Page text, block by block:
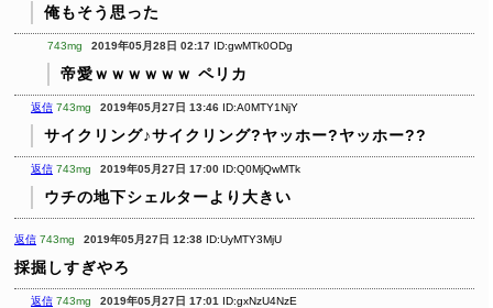
俺もそう思った
743mg 2019年05月28日 02:17 ID:gwMTk0ODg
帝愛ｗｗｗｗｗｗ ペリカ
返信 743mg 2019年05月27日 13:46 ID:A0MTY1NjY
サイクリング♪サイクリング?ヤッホー?ヤッホー??
返信 743mg 2019年05月27日 17:00 ID:Q0MjQwMTk
ウチの地下シェルターより大きい
返信 743mg 2019年05月27日 12:38 ID:UyMTY3MjU
採掘しすぎやろ
返信 743mg 2019年05月27日 17:01 ID:gxNzU4NzE